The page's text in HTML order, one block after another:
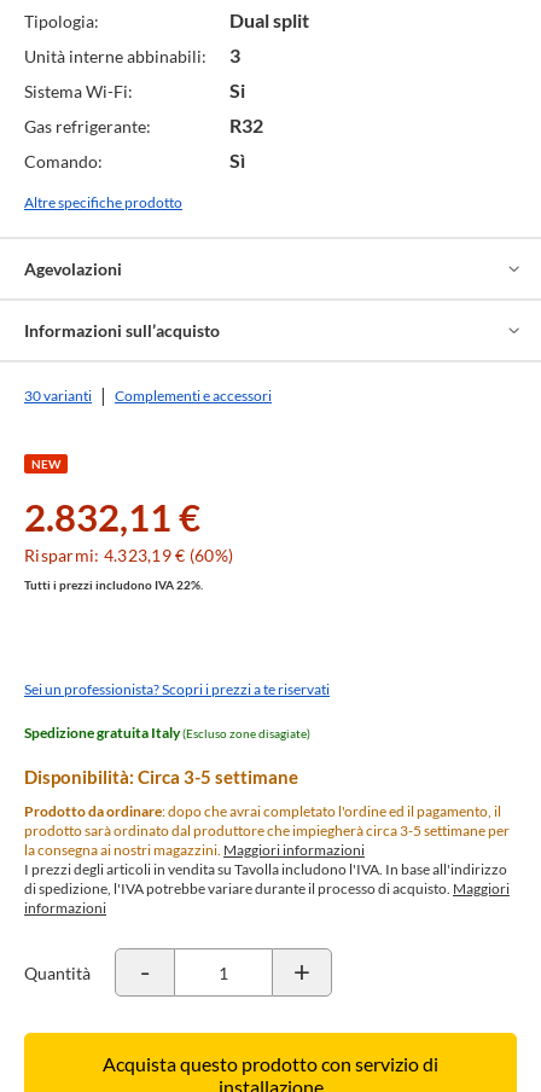
Tipologia: Dual split
Unità interne abbinabili: 3
Sistema Wi-Fi: Si
Gas refrigerante: R32
Comando: Sì
Altre specifiche prodotto
Agevolazioni
Informazioni sull’acquisto
30 varianti Complementi e accessori
NEW
2.832,11 €
Risparmi: 4.323,19 € (60%)
Tutti i prezzi includono IVA 22%.
Sei un professionista? Scopri i prezzi a te riservati
Spedizione gratuita Italy(Escluso zone disagiate)
Disponibilità: Circa 3-5 settimane
Prodotto da ordinare: dopo che avrai completato l'ordine ed il pagamento, il
prodotto sarà ordinato dal produttore che impiegherà circa 3-5 settimane per
la consegna ai nostri magazzini. Maggiori informazioni
I prezzi degli articoli in vendita su Tavolla includono l'IVA. In base all'indirizzo
di spedizione, l'IVA potrebbe variare durante il processo di acquisto. Maggiori
informazioni
Quantità - +
Acquista questo prodotto con servizio di
installazione